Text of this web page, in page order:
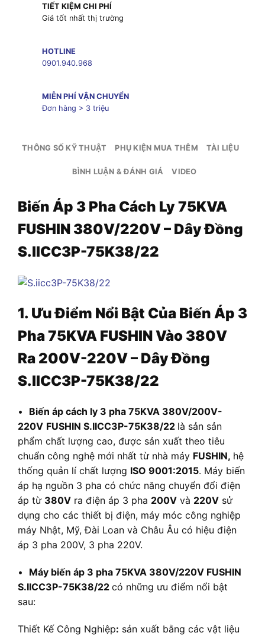
TIẾT KIỆM CHI PHÍ
Giá tốt nhất thị trường
HOTLINE
0901.940.968
MIỄN PHÍ VẬN CHUYỂN
Đơn hàng > 3 triệu
THÔNG SỐ KỸ THUẬT PHỤ KIỆN MUA THÊM TÀI LIỆU
BÌNH LUẬN & ĐÁNH GIÁ VIDEO
Biến Áp 3 Pha Cách Ly 75KVA
FUSHIN 380V/220V – Dây Đồng
S.IICC3P-75K38/22
1. Ưu Điểm Nổi Bật Của Biến Áp 3
Pha 75KVA FUSHIN Vào 380V
Ra 200V-220V – Dây Đồng
S.IICC3P-75K38/22
• Biến áp cách ly 3 pha 75KVA 380V/200V-
220V FUSHIN S.IICC3P-75K38/22 là sản sản
phẩm chất lượng cao, được sản xuất theo tiêu
chuẩn công nghệ mới nhất từ nhà máy FUSHIN, hệ
thống quản lí chất lượng ISO 9001:2015. Máy biến
áp hạ nguồn 3 pha có chức năng chuyển đổi điện
áp từ 380V ra điện áp 3 pha 200V và 220V sử
dụng cho các thiết bị điện, máy móc công nghiệp
máy Nhật, Mỹ, Đài Loan và Châu Âu có hiệu điện
áp 3 pha 200V, 3 pha 220V.
• Máy biến áp 3 pha 75KVA 380V/220V FUSHIN
S.IICC3P-75K38/22 có những ưu điểm nổi bật
sau:
Thiết Kế Công Nghiệp: sản xuất bằng các vật liệu